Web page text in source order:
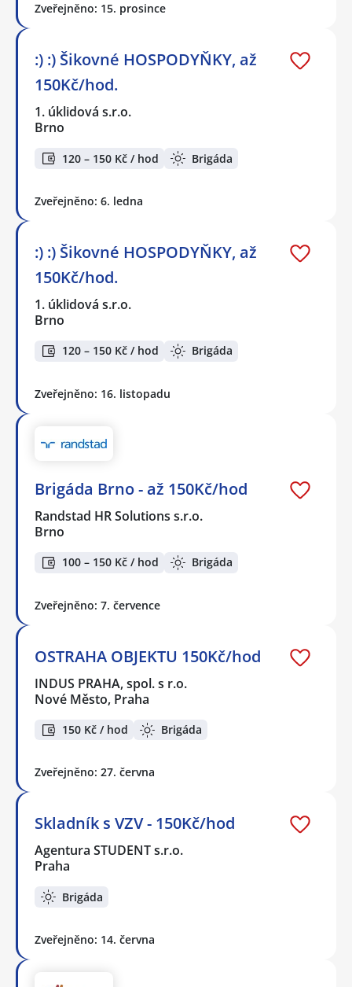
Zveřejněno: 15. prosince
:) :) Šikovné HOSPODYŇKY, až
150Kč/hod.
1. úklidová s.r.o.
Brno
120 – 150 Kč / hod Brigáda
Zveřejněno: 6. ledna
:) :) Šikovné HOSPODYŇKY, až
150Kč/hod.
1. úklidová s.r.o.
Brno
120 – 150 Kč / hod Brigáda
Zveřejněno: 16. listopadu
Brigáda Brno - až 150Kč/hod
Randstad HR Solutions s.r.o.
Brno
100 – 150 Kč / hod Brigáda
Zveřejněno: 7. července
OSTRAHA OBJEKTU 150Kč/hod
INDUS PRAHA, spol. s r.o.
Nové Město, Praha
150 Kč / hod Brigáda
Zveřejněno: 27. června
Skladník s VZV - 150Kč/hod
Agentura STUDENT s.r.o.
Praha
Brigáda
Zveřejněno: 14. června